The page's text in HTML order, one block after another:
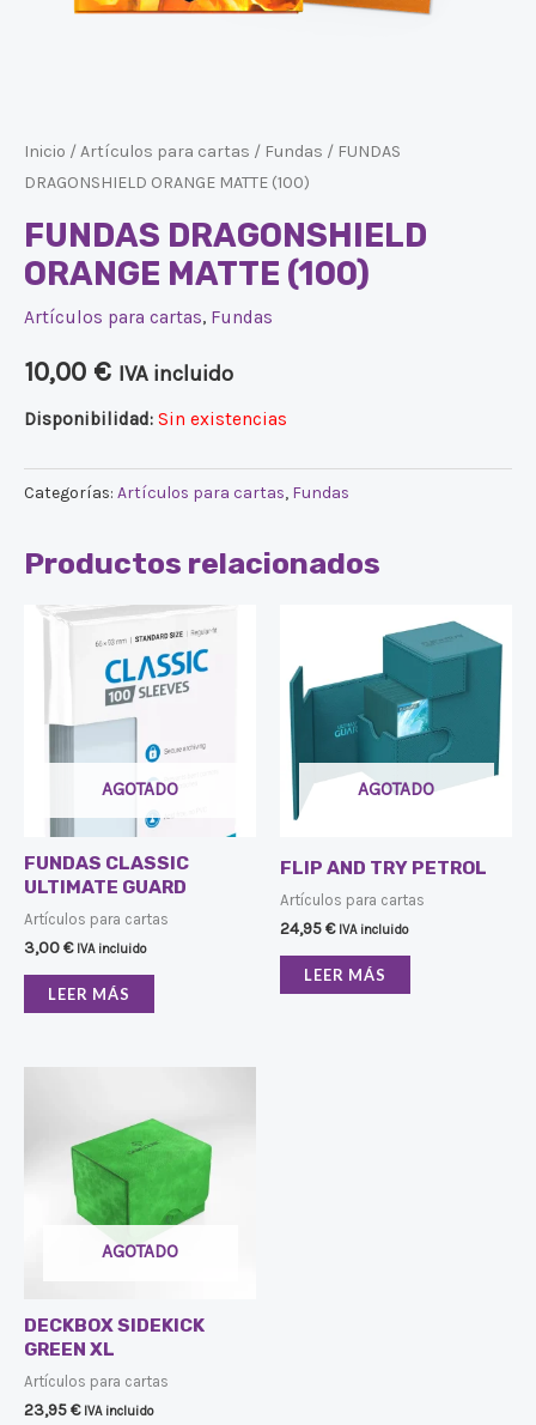
Inicio /Artículos para cartas / Fundas / FUNDAS
DRAGONSHIELD ORANGE MATTE (100)
FUNDAS DRAGONSHIELD
ORANGE MATTE (100)
Artículos para cartas, Fundas
10,00 € IVA incluido
Disponibilidad: Sin existencias
Categorías: Artículos para cartas, Fundas
Productos relacionados
AGOTADO
FUNDAS CLASSIC
ULTIMATE GUARD
Artículos para cartas
3,00€ IVA incluido
LEER MÁS
AGOTADO
FLIP AND TRY PETROL
Artículos para cartas
24,95€ IVA incluido
LEER MÁS
AGOTADO
DECKBOX SIDEKICK
GREEN XL
Artículos para cartas
23,95€ IVA incluido